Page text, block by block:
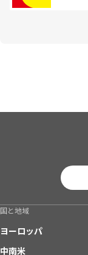
国と地域
ヨーロッパ
中南米